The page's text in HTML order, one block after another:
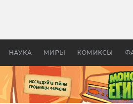
НАУКА МИРЫ КОМИКСЫ
апокалипсис, в России —